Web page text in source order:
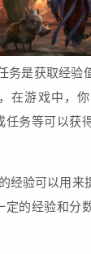
务是获取经验
在游戏中，
任务等可以获
经验可以用来
定的经验和分